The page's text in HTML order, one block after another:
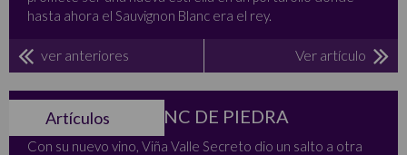
hasta ahora el Sauvignon Blanc era el rey.
ver anteriores Ver artículo
Artículos
UN NUEVO FRANC DE PIEDRA
Con su nuevo vino, Viña Valle Secreto dio un salto a otra